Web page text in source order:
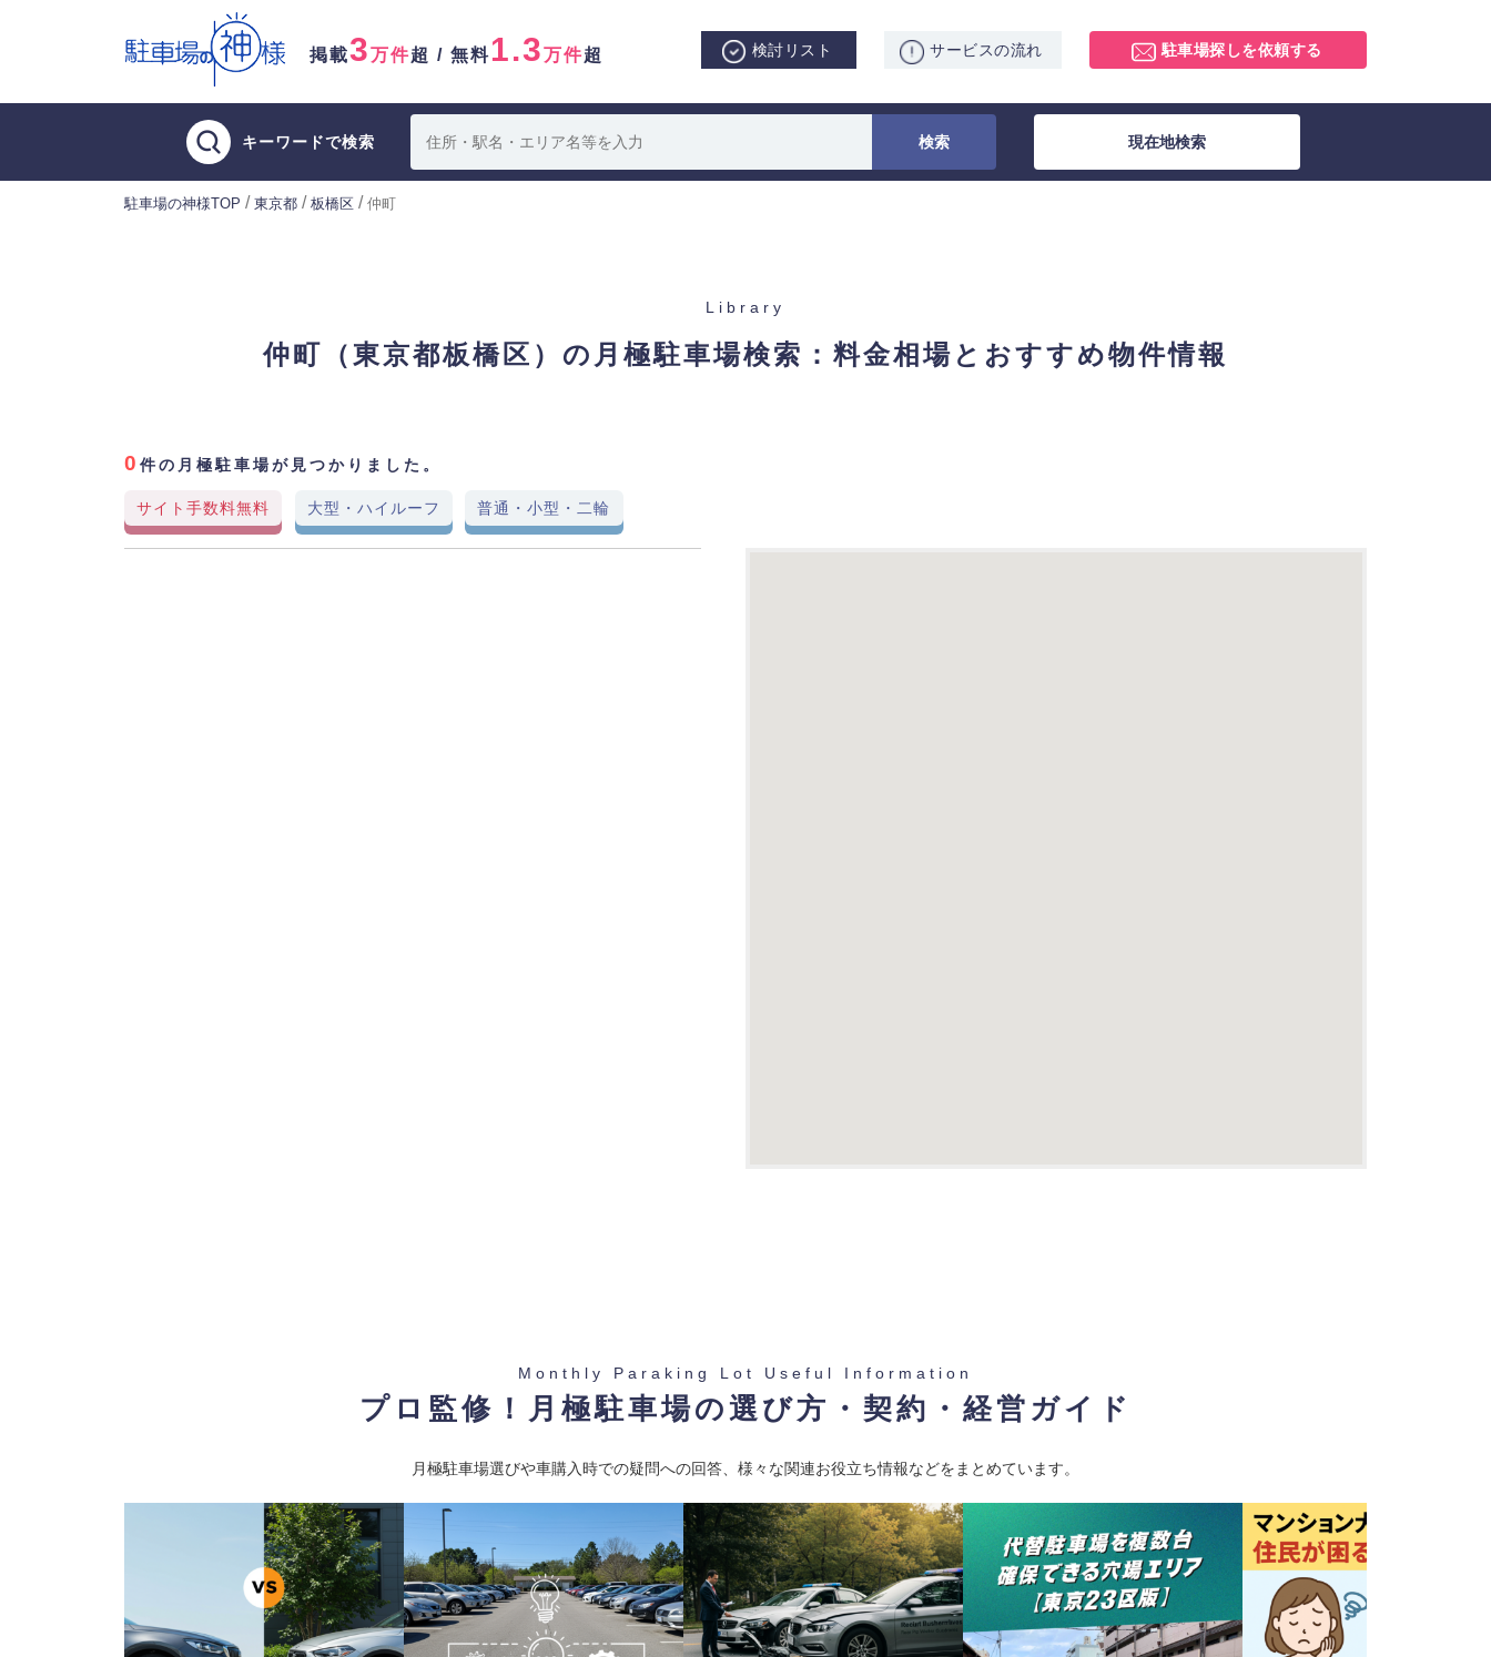
掲載3万件超 / 無料1.3万件超 検討リスト サービスの流れ 駐車場探しを依頼する
キーワードで検索 現在地検索
駐車場の神様TOP / 東京都 / 板橋区 / 仲町
Library
仲町（東京都板橋区）の月極駐車場検索： 料金相場とおすすめ物件情報
0 件の月極駐車場が見つかりました。
サイト手数料無料 大型・ハイルーフ 普通・小型・二輪
Monthly Paraking Lot Useful Information
プロ監修！月極駐車場の選び方・契約・経営ガイド
月極駐車場選びや車購入時での疑問への回答、様々な関連お役立ち情報などをまとめています。